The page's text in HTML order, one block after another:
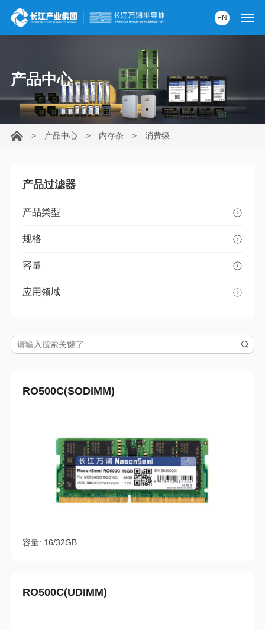
产品中心
解决方案
服务支持
内部AI助手
EN
产品中心
> 产品中心> 内存条 > 消费级
产品过滤器
产品类型
规格
容量
应用领域
RO500C(SODIMM)
容量: 16/32GB
RO500C(UDIMM)